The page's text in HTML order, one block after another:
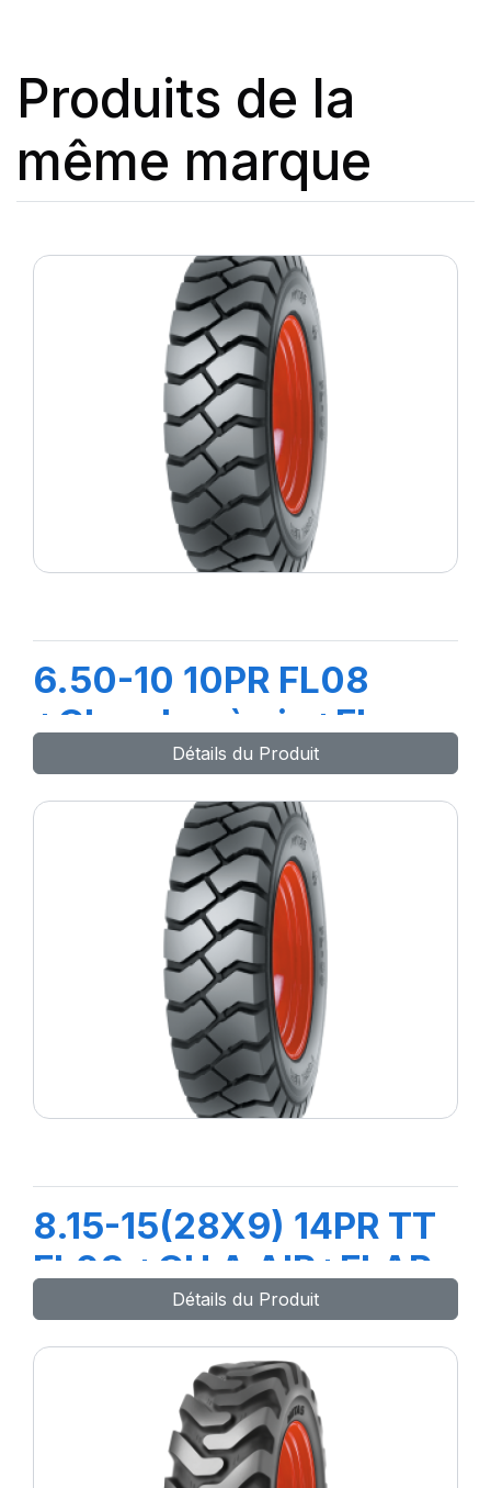
Produits de la
même marque
6.50-10 10PR FL08
+Chambre à air +Flap
Détails du Produit
8.15-15(28X9) 14PR TT
FL08 +CH A AIR+FLAP
Détails du Produit